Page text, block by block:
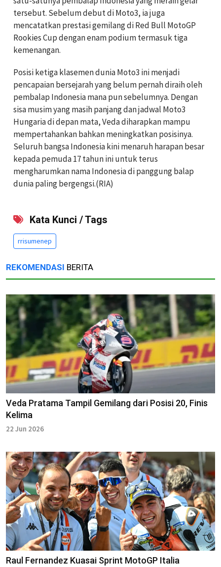
tersebut. Sebelum debut di Moto3, ia juga
mencatatkan prestasi gemilang di Red Bull MotoGP
Rookies Cup dengan enam podium termasuk tiga
kemenangan.
Posisi ketiga klasemen dunia Moto3 ini menjadi
pencapaian bersejarah yang belum pernah diraih oleh
pembalap Indonesia mana pun sebelumnya. Dengan
sisa musim yang masih panjang dan jadwal Moto3
Hungaria di depan mata, Veda diharapkan mampu
mempertahankan bahkan meningkatkan posisinya.
Seluruh bangsa Indonesia kini menaruh harapan besar
kepada pemuda 17 tahun ini untuk terus
mengharumkan nama Indonesia di panggung balap
dunia paling bergengsi.(RIA)
Kata Kunci / Tags
rrisumenep
REKOMENDASI BERITA
Veda Pratama Tampil Gemilang dari Posisi 20, Finis
Kelima
22 Jun 2026
Raul Fernandez Kuasai Sprint MotoGP Italia